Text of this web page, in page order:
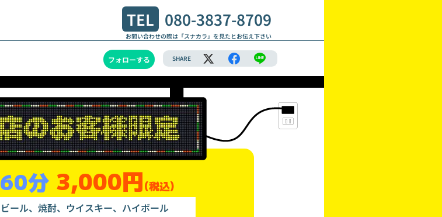
TEL 080-3837-8709
お問い合わせの際は「スナカラ」を見たとお伝え下さい
フォローする SHARE
60分 3,000円(税込)
ビール、焼酎、ウイスキー、ハイボール